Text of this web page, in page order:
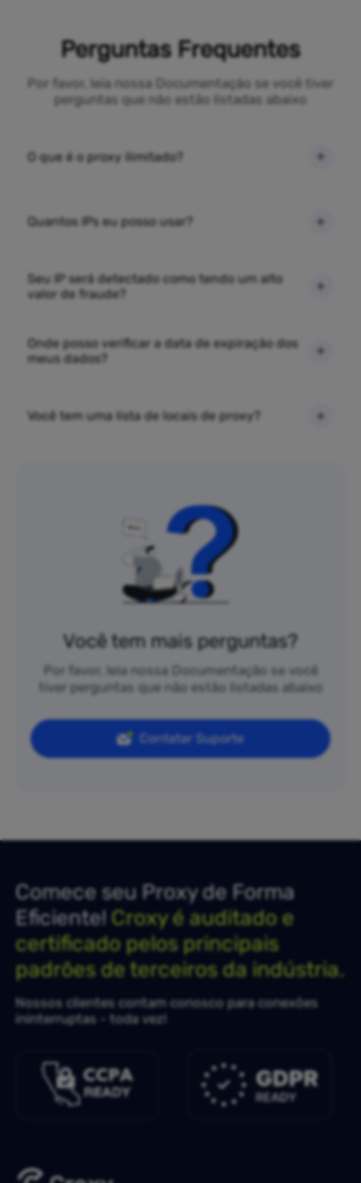
Perguntas Frequentes
Por favor, leia nossa Documentação se você tiver
perguntas que não estão listadas abaixo
O que é o proxy ilimitado?
Quantos IPs eu posso usar?
Seu IP será detectado como tendo um alto
valor de fraude?
Onde posso verificar a data de expiração dos
meus dados?
Você tem uma lista de locais de proxy?
Você tem mais perguntas?
Por favor, leia nossa Documentação se você
tiver perguntas que não estão listadas abaixo
Contatar Suporte
Comece seu Proxy de Forma
Eficiente!Croxy é auditado e
certificado pelos principais
padrões de terceiros da indústria.
Nossos clientes contam conosco para conexões
ininterruptas - toda vez!